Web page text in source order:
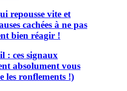
repousse vite et
cachées à ne pas
bien réagir !
: ces signaux
absolument vous
les ronflements !)